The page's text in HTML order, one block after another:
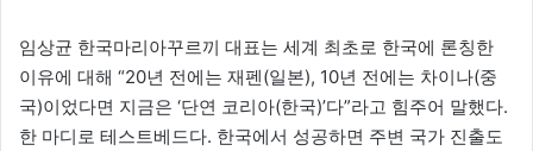
임상균 한국마리아꾸르끼 대표는 세계 최초로 한국에 론칭한
이유에 대해 “20년 전에는 재펜(일본), 10년 전에는 차이나(중
국)이었다면 지금은 ‘단연 코리아(한국)’다”라고 힘주어 말했다.
한 마디로 테스트베드다. 한국에서 성공하면 주변 국가 진출도